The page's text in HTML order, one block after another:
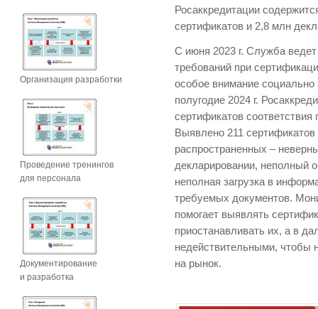
Росаккредитации
сертификатов и 2,8 млн
С июня 2023 г. Служба
требований при
особое внимание
полугодие 2024 г.
сертификатов
Выявлено 211
распространенных –
декларировании, неполный
неполная загрузка в
требуемых документов.
помогает выявлять
приостанавливать их, а в
недействительными, чтобы
на рынок.
Организация разработки
Проведение тренингов
для персонала
Документирование
и разработка